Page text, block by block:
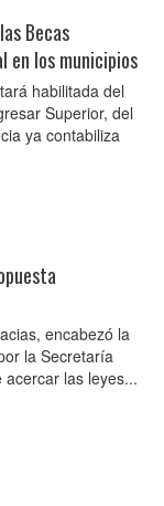
Becas
en los municipios
habilitada del
Superior, del
ya contabiliza
encabezó la
la Secretaría
las leyes...